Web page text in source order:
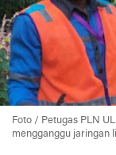
Foto / Petugas PLN
mengganggu jaringan